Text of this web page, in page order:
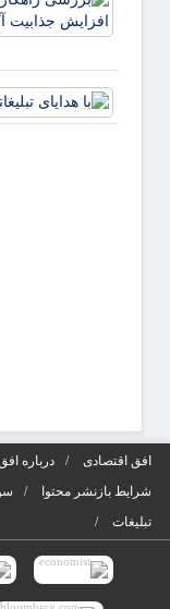
افق اقتصادی درباره
شرایط بازنشر محتوا
تبلیغات